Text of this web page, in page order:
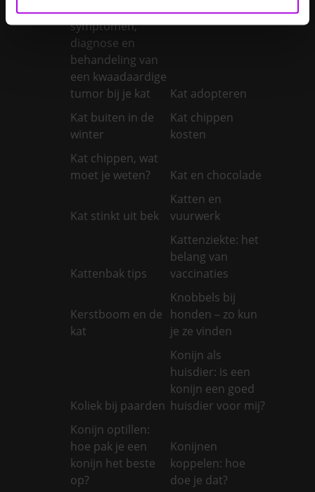
Kanker bij katten:
symptomen,
diagnose en
behandeling van
een kwaadaardige
tumor bij je kat
Kat adopteren
Kat buiten in de
winter
Kat chippen
kosten
Kat chippen, wat
moet je weten?
Kat en chocolade
Kat stinkt uit bek
Katten en
vuurwerk
Kattenbak tips
Kattenziekte: het
belang van
vaccinaties
Kerstboom en de
kat
Knobbels bij
honden – zo kun
je ze vinden
Koliek bij paarden
Konijn als
huisdier: is een
konijn een goed
huisdier voor mij?
Konijn optillen:
hoe pak je een
konijn het beste
op?
Konijnen
koppelen: hoe
doe je dat?